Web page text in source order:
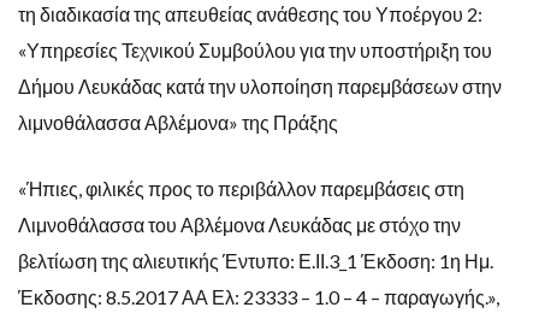
τη διαδικασία της απευθείας ανάθεσης του Υποέργου 2:
«Υπηρεσίες Τεχνικού Συμβούλου για την υποστήριξη του
Δήμου Λευκάδας κατά την υλοποίηση παρεμβάσεων στην
λιμνοθάλασσα Αβλέμονα» της Πράξης
«Ήπιες, φιλικές προς το περιβάλλον παρεμβάσεις στη
Λιμνοθάλασσα του Αβλέμονα Λευκάδας με στόχο την
βελτίωση της αλιευτικής Έντυπο: Ε.ΙΙ.3_1 Έκδοση: 1η Ημ.
Έκδοσης: 8.5.2017 ΑΑ Ελ: 23333 – 1.0 – 4 – παραγωγής.»,